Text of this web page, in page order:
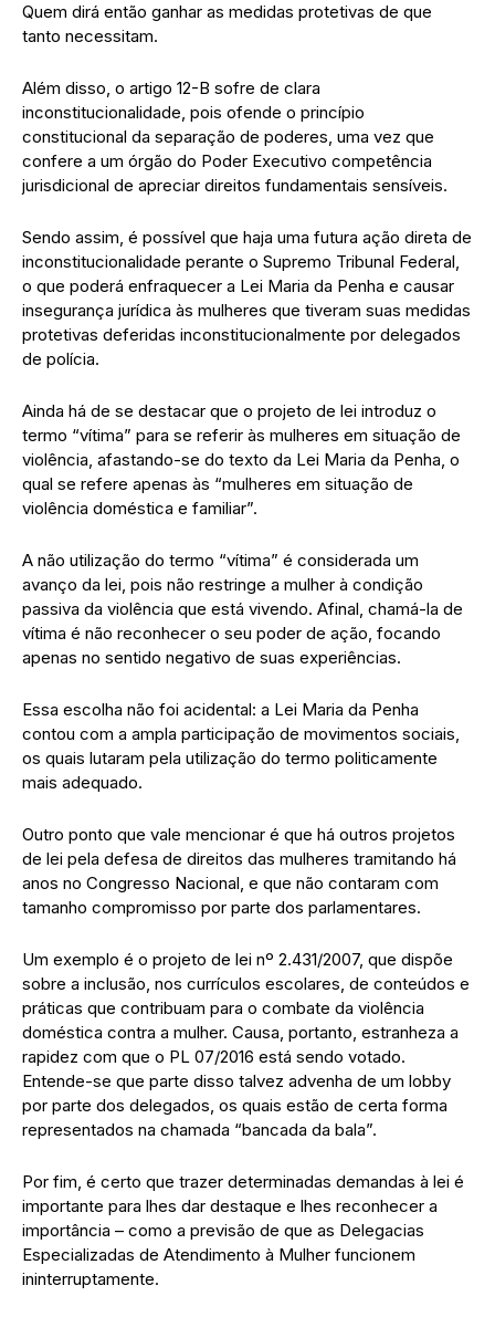
Quem dirá então ganhar as medidas protetivas de que
tanto necessitam.
Além disso, o artigo 12-B sofre de clara
inconstitucionalidade, pois ofende o princípio
constitucional da separação de poderes, uma vez que
confere a um órgão do Poder Executivo competência
jurisdicional de apreciar direitos fundamentais sensíveis.
Sendo assim, é possível que haja uma futura ação direta de
inconstitucionalidade perante o Supremo Tribunal Federal,
o que poderá enfraquecer a Lei Maria da Penha e causar
insegurança jurídica às mulheres que tiveram suas medidas
protetivas deferidas inconstitucionalmente por delegados
de polícia.
Ainda há de se destacar que o projeto de lei introduz o
termo “vítima” para se referir às mulheres em situação de
violência, afastando-se do texto da Lei Maria da Penha, o
qual se refere apenas às “mulheres em situação de
violência doméstica e familiar”.
A não utilização do termo “vítima” é considerada um
avanço da lei, pois não restringe a mulher à condição
passiva da violência que está vivendo. Afinal, chamá-la de
vítima é não reconhecer o seu poder de ação, focando
apenas no sentido negativo de suas experiências.
Essa escolha não foi acidental: a Lei Maria da Penha
contou com a ampla participação de movimentos sociais,
os quais lutaram pela utilização do termo politicamente
mais adequado.
Outro ponto que vale mencionar é que há outros projetos
de lei pela defesa de direitos das mulheres tramitando há
anos no Congresso Nacional, e que não contaram com
tamanho compromisso por parte dos parlamentares.
Um exemplo é o projeto de lei nº 2.431/2007, que dispõe
sobre a inclusão, nos currículos escolares, de conteúdos e
práticas que contribuam para o combate da violência
doméstica contra a mulher. Causa, portanto, estranheza a
rapidez com que o PL 07/2016 está sendo votado.
Entende-se que parte disso talvez advenha de um lobby
por parte dos delegados, os quais estão de certa forma
representados na chamada “bancada da bala”.
Por fim, é certo que trazer determinadas demandas à lei é
importante para lhes dar destaque e lhes reconhecer a
importância – como a previsão de que as Delegacias
Especializadas de Atendimento à Mulher funcionem
ininterruptamente.